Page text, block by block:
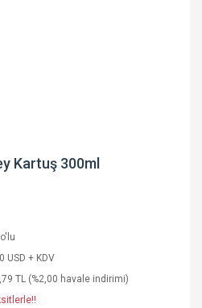
Kartuş 300ml
USD + KDV
TL (%2,00 havale indirimi)